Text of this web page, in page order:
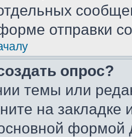
отправки
опрос?
темы или
на
формой